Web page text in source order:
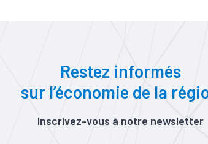
Restez informés
sur l’économie de la
Inscrivez-vous à notre newsletter